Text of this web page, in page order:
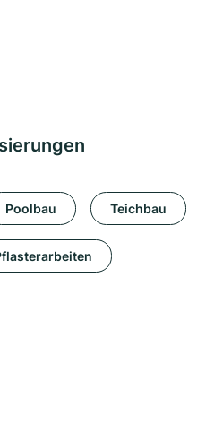
Poolbau Teichbau